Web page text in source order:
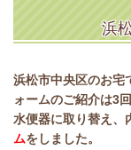
浜
浜松市中央区のお宅
ォームのご紹介は3
水便器に取り替え、
ムをしました。